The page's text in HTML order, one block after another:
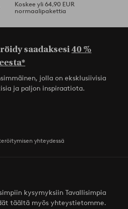
Koskee yli 64,90 EUR
normaalipakettia
saadaksesi40 %
jolla on eksklusiivisia
ja paljon inspiraatiota.
yhteydessä
kysymyksiin Tavallisimpia
täältä myös yhteystietomme.